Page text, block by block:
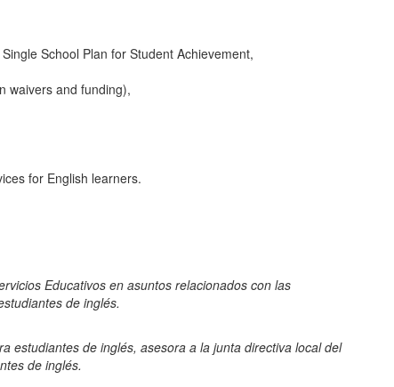
School Plan for Student Achievement,
waivers and funding),
for English learners.
Educativos en asuntos relacionados con las
de inglés.
estudiantes de inglés, asesora a la junta directiva local del
de inglés.